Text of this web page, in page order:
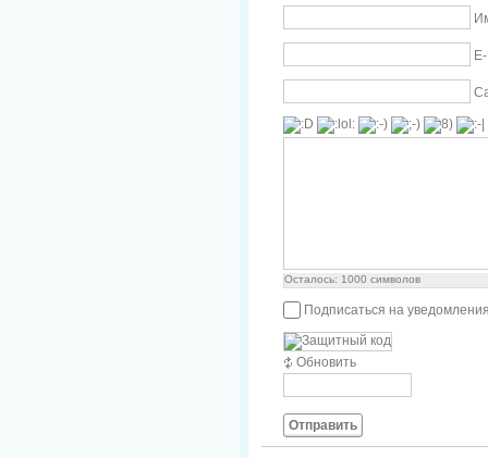
Осталось: 1000 символов
Подписаться на
Обновить
Отправить